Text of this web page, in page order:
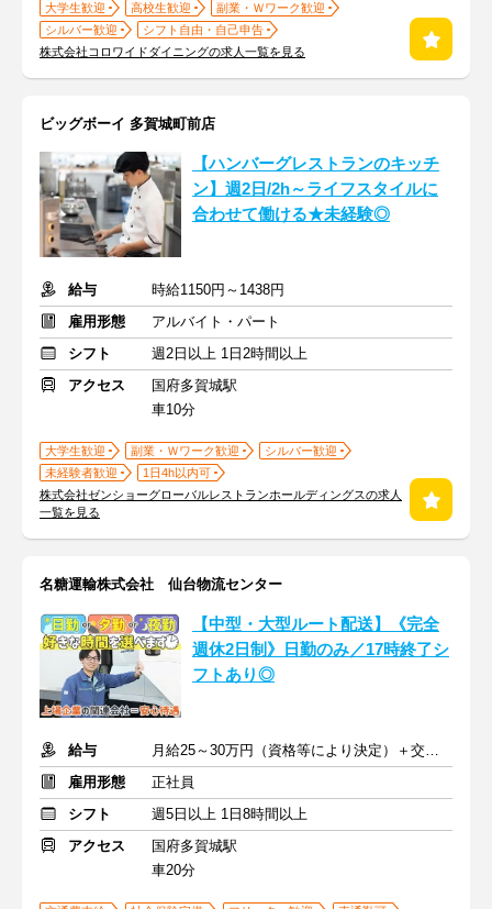
大学生歓迎 高校生歓迎
副業・Ｗワーク歓迎
シルバー歓迎
シフト自由・自己申告
株式会社コロワイドダイニングの求人一覧を見る
ビッグボーイ 多賀城町前店
【ハンバーグレストランのキッチ
ン】週2日/2h～ライフスタイルに
合わせて働ける★未経験◎
給与
時給1150円～1438円
雇用形態
アルバイト・パート
シフト
週2日以上 1日2時間以上
アクセス
国府多賀城駅
車10分
大学生歓迎 副業・Ｗワーク歓迎
シルバー歓迎
未経験者歓迎
1日4h以内可
株式会社ゼンショーグローバルレストランホールディングスの求人
一覧を見る
名糖運輸株式会社 仙台物流センター
【中型・大型ルート配送】《完全
週休2日制》日勤のみ／17時終了シ
フトあり◎
給与
月給25～30万円（資格等により決定）＋交通費
雇用形態
正社員
シフト
週5日以上 1日8時間以上
アクセス
国府多賀城駅
車20分